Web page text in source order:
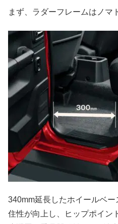
まず、ラダーフレームはノマ
340mm延長したホイールベ
住性が向上し、ヒップポイン